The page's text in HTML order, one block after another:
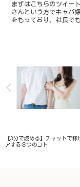
まずはこちらのツイー
さんという方でキャバ
をもっており、社長で
【3分で読める】チャットで
アする３つのコト